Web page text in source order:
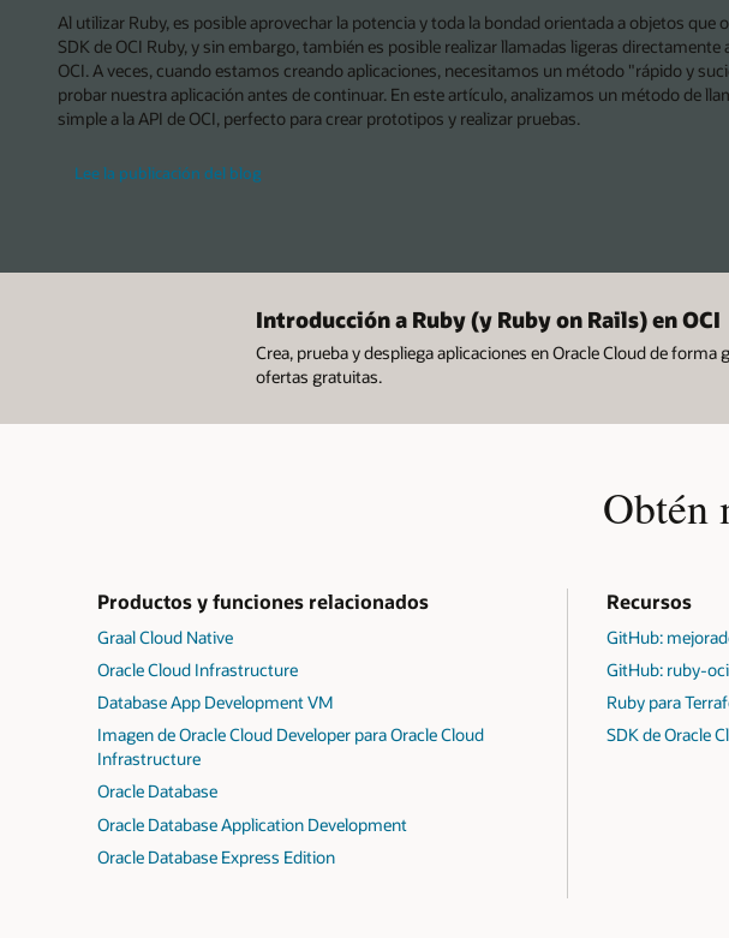
Al utilizar Ruby, es posible aprovechar la potencia y toda la bondad orientada a objetos que
SDK de OCI Ruby, y sin embargo, también es posible realizar llamadas ligeras directamente
OCI. A veces, cuando estamos creando aplicaciones, necesitamos un método "rápido y
probar nuestra aplicación antes de continuar. En este artículo, analizamos un método de
simple a la API de OCI, perfecto para crear prototipos y realizar pruebas.
Lee la publicación del blog
Introducción a Ruby (y Ruby on Rails) en OCI
Crea, prueba y despliega aplicaciones en Oracle Cloud de
ofertas gratuitas.
Obtén
Productos y funciones relacionados
Graal Cloud Native
Oracle Cloud Infrastructure
Database App Development VM
Imagen de Oracle Cloud Developer para Oracle Cloud
Infrastructure
Oracle Database
Oracle Database Application Development
Oracle Database Express Edition
Recursos
GitHub:
GitHub: ruby-
Ruby para
SDK de Oracle